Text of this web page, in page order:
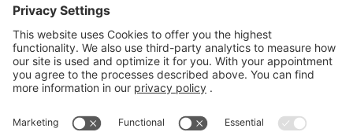
Veiligheidsinstructies